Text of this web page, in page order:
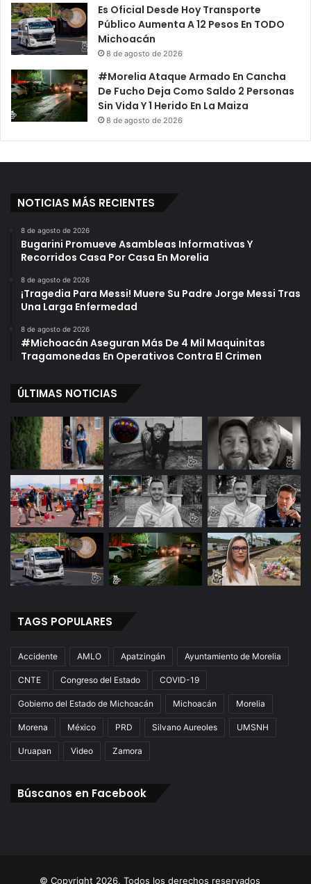
Es Oficial Desde Hoy Transporte
Público Aumenta A 12 Pesos En TODO
Michoacán
8 de agosto de 2026
#Morelia Ataque Armado En Cancha
De Fucho Deja Como Saldo 2 Personas
Sin Vida Y 1 Herido En La Maiza
8 de agosto de 2026
NOTICIAS MÁS RECIENTES
8 de agosto de 2026
Bugarini Promueve Asambleas Informativas Y
Recorridos Casa Por Casa En Morelia
8 de agosto de 2026
¡Tragedia Para Messi! Muere Su Padre Jorge Messi Tras
Una Larga Enfermedad
8 de agosto de 2026
#Michoacán Aseguran Más De 4 Mil Maquinitas
Tragamonedas En Operativos Contra El Crimen
ÚLTIMAS NOTICIAS
TAGS POPULARES
Accidente AMLO Apatzingán Ayuntamiento de Morelia
CNTE Congreso del Estado COVID-19
Gobierno del Estado de Michoacán Michoacán Morelia
Morena México PRD Silvano Aureoles UMSNH
Uruapan Video Zamora
Búscanos en Facebook
© Copyright 2026. Todos los derechos reservados